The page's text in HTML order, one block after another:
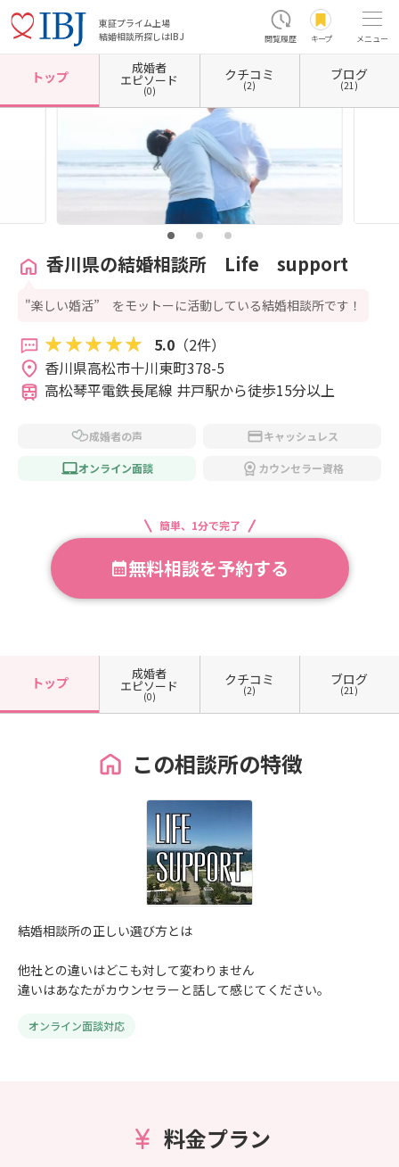
東証プライム上場
結婚相談所探しはIBJ
閲覧履歴 キープ メニュー
ホーム 香川県の結婚相談所 香川県高松市 香川県の結婚相談所 Life support
トップ
成婚者
エピソード
(0)
クチコミ
(2)
ブログ
(21)
香川県の結婚相談所 Life support
"楽しい婚活” をモットーに活動している結婚相談所です！
5.0（2件）
高松琴平電鉄長尾線 井戸駅から徒歩15分以上
成婚者の声 キャッシュレス
オンライン面談 カウンセラー資格
簡単、1分で完了
無料相談を予約する
トップ
成婚者
エピソード
(0)
クチコミ
(2)
ブログ
(21)
この相談所の特徴
結婚相談所の正しい選び方とは
他社との違いはどこも対して変わりません
違いはあなたがカウンセラーと話して感じてください。
オンライン面談対応
料金プラン